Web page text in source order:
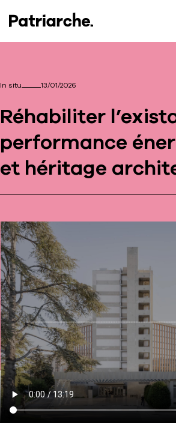
In situ 13/01/2026
Réhabiliter
performance
et héritage
Patriarche.
Augmented
Patriarche.
Architecte, ingénieur et
Bart | Patriarche
Maître d'ouvrage
Autumn | Patriarche
Contractant général
Myah | Patriarche
Contractant général en
intérieur